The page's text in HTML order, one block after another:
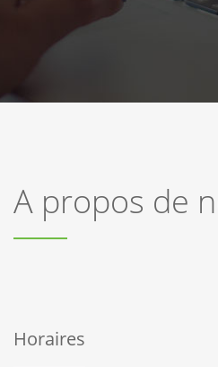
A propos de
Horaires